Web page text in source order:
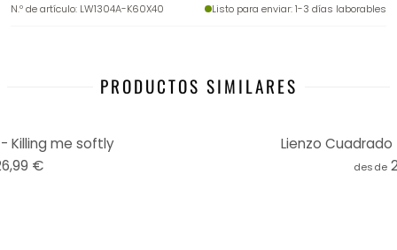
N.º de artículo: LW1304A-K60X40 Listo para enviar: 1-3 días laborables
PRODUCTOS SIMILARES
Killing me softly
€
Lienzo
desde